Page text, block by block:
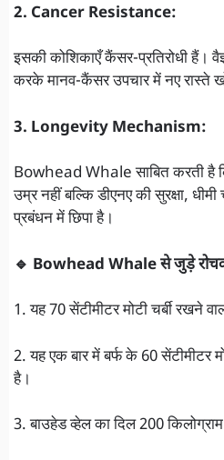
2. Cancer Resistance:
इसकी कोशिकाएँ कैंसर-प्रतिरोधी हैं।
करके मानव-कैंसर उपचार में नए रास्ते
3. Longevity Mechanism:
Bowhead Whale साबित करती है
उम्र नहीं बल्कि डीएनए की सुरक्षा,
प्रबंधन में छिपा है।
🔹 Bowhead Whale से जुड़े
1. यह 70 सेंटीमीटर मोटी चर्बी रखने
2. यह एक बार में बर्फ के 60
है।
3. बाउहेड व्हेल का दिल 200